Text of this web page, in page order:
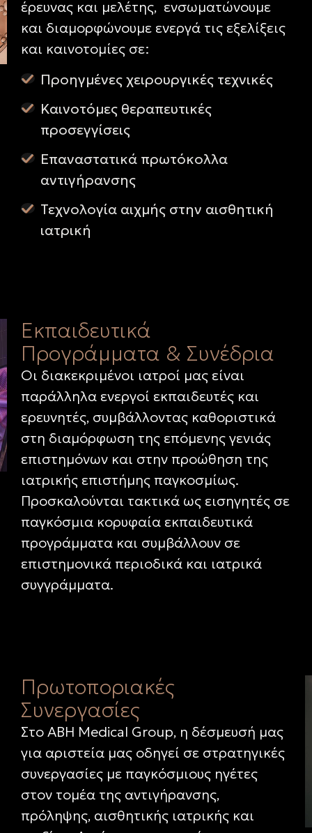
έρευνας και μελέτης, ενσωματώνουμε
και διαμορφώνουμε ενεργά τις εξελίξεις
και καινοτομίες σε:
Προηγμένες χειρουργικές τεχνικές
Καινοτόμες θεραπευτικές
προσεγγίσεις
Επαναστατικά πρωτόκολλα
αντιγήρανσης
Τεχνολογία αιχμής στην αισθητική
ιατρική
Εκπαιδευτικά
Προγράμματα & Συνέδρια
Οι διακεκριμένοι ιατροί μας είναι
παράλληλα ενεργοί εκπαιδευτές και
ερευνητές, συμβάλλοντας καθοριστικά
στη διαμόρφωση της επόμενης γενιάς
επιστημόνων και στην προώθηση της
ιατρικής επιστήμης παγκοσμίως.
Προσκαλούνται τακτικά ως εισηγητές σε
παγκόσμια κορυφαία εκπαιδευτικά
προγράμματα και συμβάλλουν σε
επιστημονικά περιοδικά και ιατρικά
συγγράμματα.
Πρωτοποριακές
Συνεργασίες
Στο ABH Medical Group, η δέσμευσή μας
για αριστεία μας οδηγεί σε στρατηγικές
συνεργασίες με παγκόσμιους ηγέτες
στον τομέα της αντιγήρανσης,
πρόληψης, αισθητικής ιατρικής και